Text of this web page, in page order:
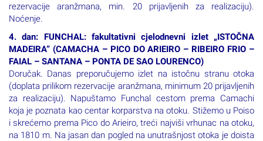
rezervacije aranžmana, min. 20 prijavljenih za realizaciju).
Noćenje.
4. dan: FUNCHAL: fakultativni cjelodnevni izlet „ISTOČNA
MADEIRA“ (CAMACHA – PICO DO ARIEIRO – RIBEIRO FRIO –
FAIAL – SANTANA – PONTA DE SAO LOURENCO)
Doručak. Danas preporučujemo izlet na istočnu stranu otoka
(doplata prilikom rezervacije aranžmana, minimum 20 prijavljenih
za realizaciju). Napuštamo Funchal cestom prema Camachi
koja je poznata kao centar korparstva na otoku. Stižemo u Poiso
i skrećemo prema Pico do Arieiro, treći najviši vrhunac na otoku,
na 1810 m. Na jasan dan pogled na unutrašnjost otoka je doista